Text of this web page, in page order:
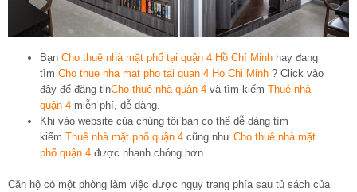
Bạn Cho thuê nhà mặt phố tại quận 4 Hồ Chí Minh hay đang
tìm Cho thue nha mat pho tai quan 4 Ho Chi Minh ? Click vào
đây để đăng tinCho thuê nhà quận 4 và tìm kiếm Thuê nhà
quận 4 miễn phí, dễ dàng.
Khi vào website của chúng tôi bạn có thể dễ dàng tìm
kiếm Thuê nhà mặt phố quận 4 cũng như Cho thuê nhà mặt
phố quận 4 được nhanh chóng hơn
Căn hộ có một phòng làm việc được ngụy trang phía sau tủ sách của